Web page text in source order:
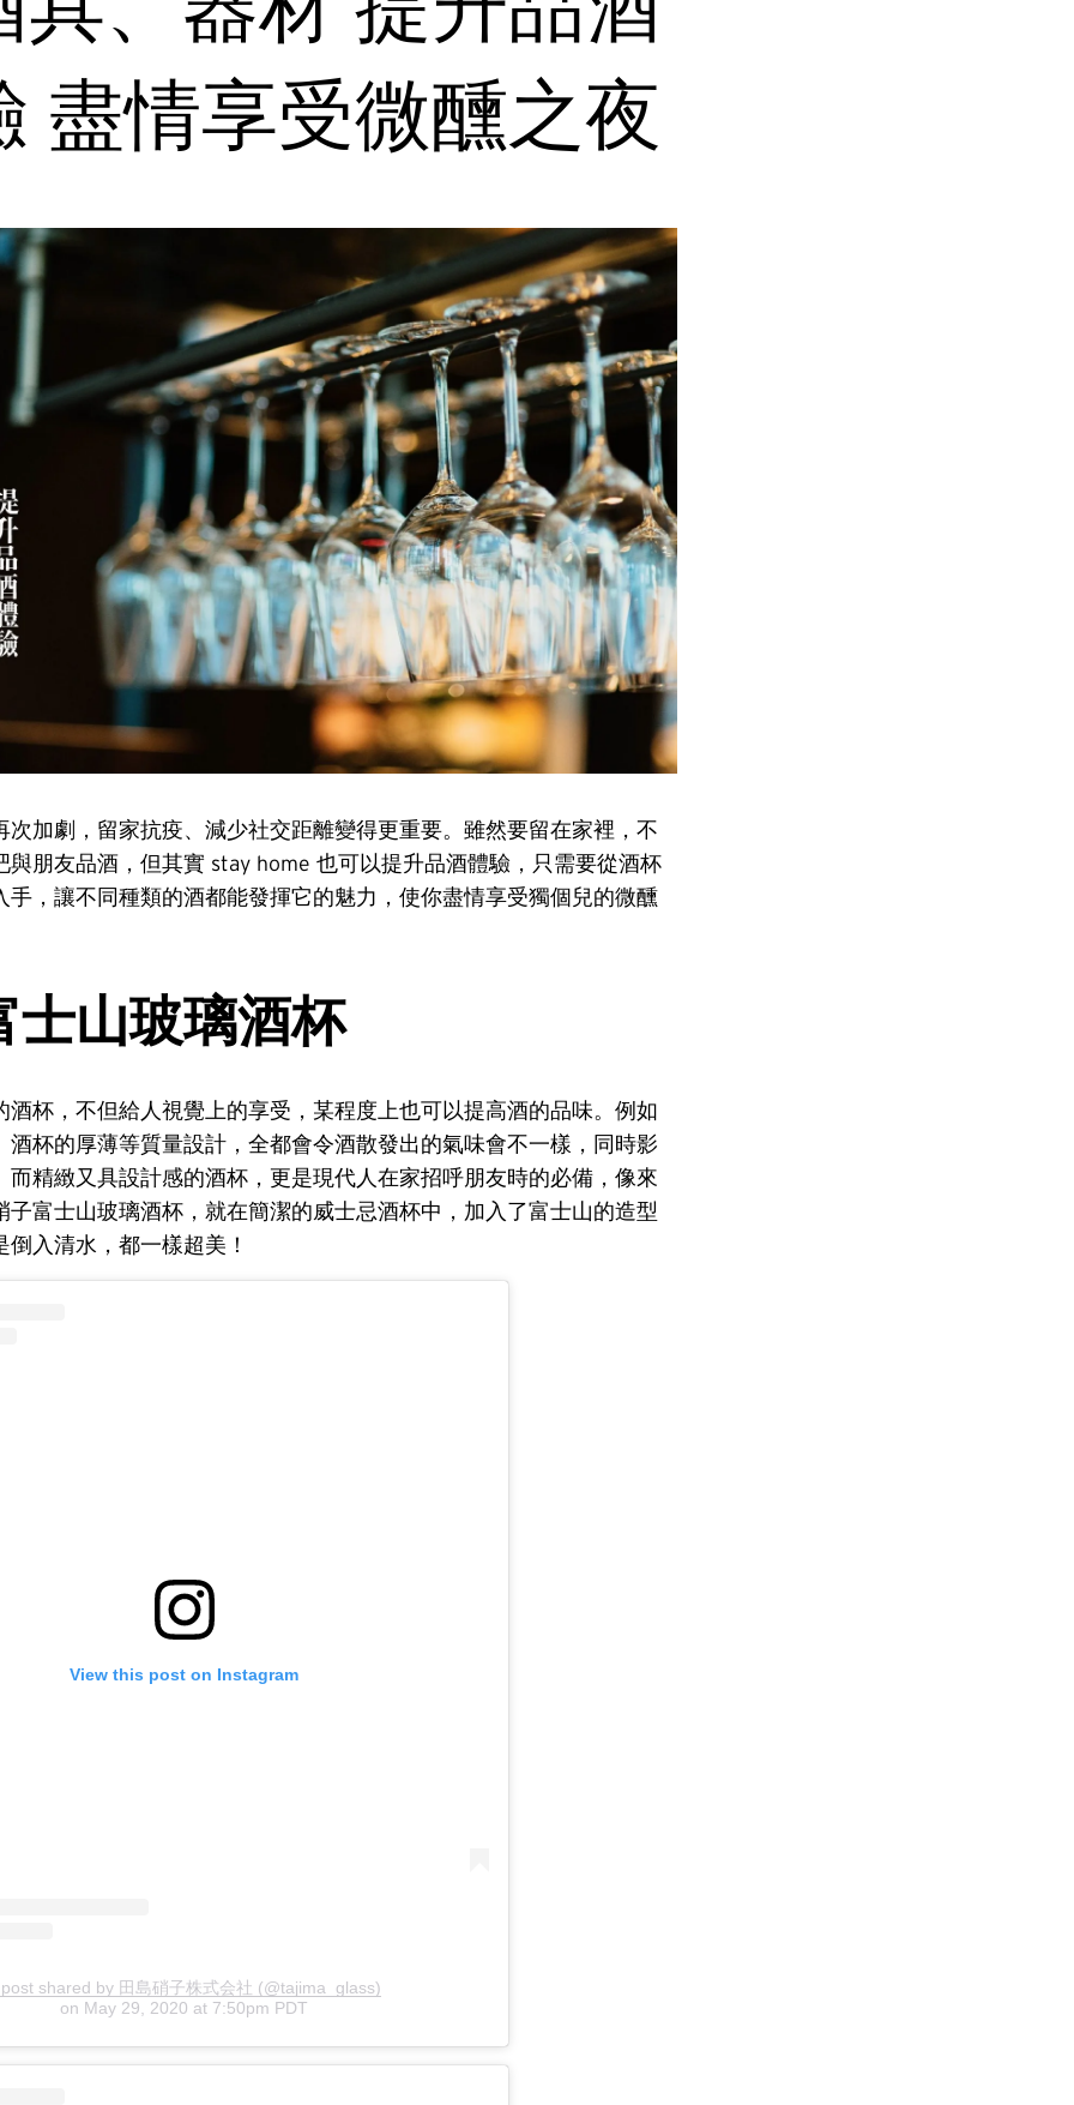
盡情享受微醺之夜
次加劇，留家抗疫、減少社交距離變得更重要。雖然要留在家裡，不
與朋友品酒，但其實 stay home 也可以提升品酒體驗，只需要從酒杯
手，讓不同種類的酒都能發揮它的魅力，使你盡情享受獨個兒的微醺
士山玻璃酒杯
酒杯，不但給人視覺上的享受，某程度上也可以提高酒的品味。例如
酒杯的厚薄等質量設計，全都會令酒散發出的氣味會不一樣，同時影
而精緻又具設計感的酒杯，更是現代人在家招呼朋友時的必備，像來
子富士山玻璃酒杯，就在簡潔的威士忌酒杯中，加入了富士山的造型
入清水，都一樣超美！
View this post on Instagram
post shared by 田島硝子株式会社 (@tajima_glass)
on May 29, 2020 at 7:50pm PDT